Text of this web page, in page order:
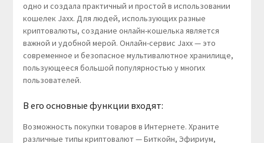
одно и создала практичный и простой в использовании
кошелек Jaxx. Для людей, использующих разные
криптовалюты, создание онлайн-кошелька является
важной и удобной мерой. Онлайн-сервис Jaxx — это
современное и безопасное мультивалютное хранилище,
пользующееся большой популярностью у многих
пользователей.
В его основные функции входят:
Возможность покупки товаров в Интернете. Храните
различные типы криптовалют — Биткойн, Эфириум,